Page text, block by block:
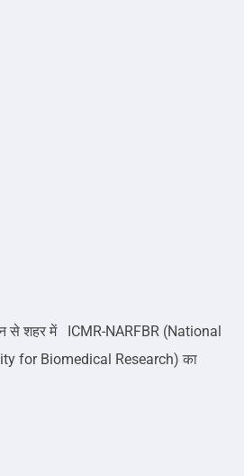
से शहर में ICMR-NARFBR (National
for Biomedical Research) का